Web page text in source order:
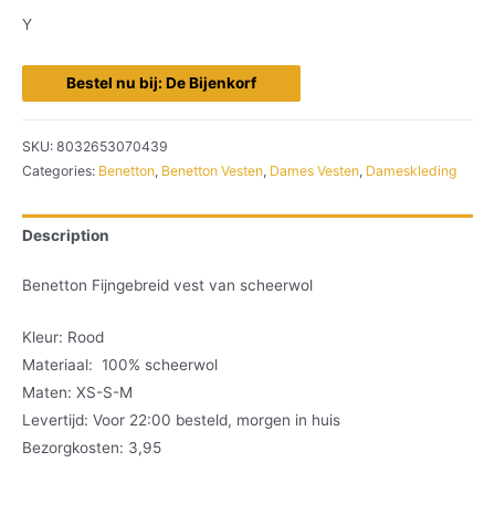
Y
Bestel nu bij: De Bijenkorf
SKU: 8032653070439
Categories: Benetton, Benetton Vesten, Dames Vesten, Dameskleding
Description
Benetton Fijngebreid vest van scheerwol
Kleur: Rood
Materiaal: 100% scheerwol
Maten: XS-S-M
Levertijd: Voor 22:00 besteld, morgen in huis
Bezorgkosten: 3,95